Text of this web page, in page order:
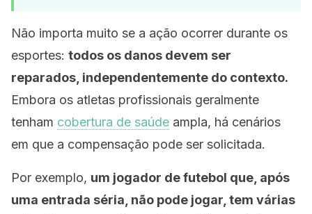
Não importa muito se a ação ocorrer durante os
esportes: todos os danos devem ser
reparados, independentemente do contexto.
Embora os atletas profissionais geralmente
tenham cobertura de saúde ampla, há cenários
em que a compensação pode ser solicitada.
Por exemplo, um jogador de futebol que, após
uma entrada séria, não pode jogar, tem várias